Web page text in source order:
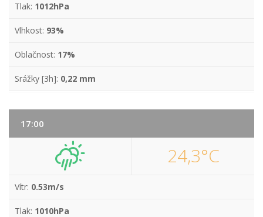
Tlak: 1012hPa
Vlhkost: 93%
Oblačnost: 17%
Srážky [3h]: 0,22 mm
17:00
24,3°C
Vítr: 0.53m/s
Tlak: 1010hPa